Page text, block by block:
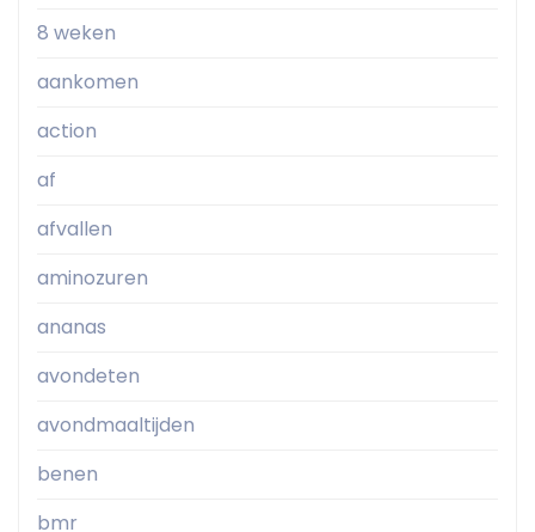
8 weken
aankomen
action
af
afvallen
aminozuren
ananas
avondeten
avondmaaltijden
benen
bmr